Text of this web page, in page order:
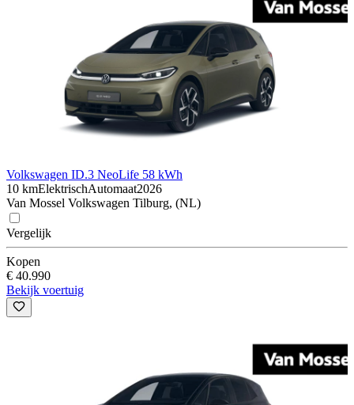
Volkswagen ID.3 NeoLife 58 kWh
10 kmElektrischAutomaat2026
Van Mossel Volkswagen Tilburg, (NL)
Vergelijk
Kopen
€ 40.990
Bekijk voertuig